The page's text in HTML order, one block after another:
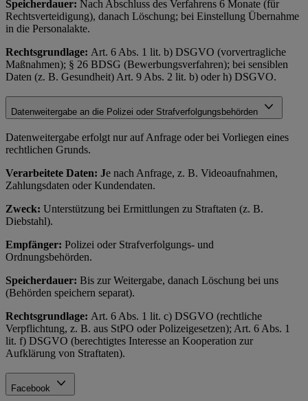
Speicherdauer: Nach Abschluss des Verfahrens 6 Monate (für
Rechtsverteidigung), danach Löschung; bei Einstellung Übernahme
in die Personalakte.
Rechtsgrundlage: Art. 6 Abs. 1 lit. b) DSGVO (vorvertragliche
Maßnahmen); § 26 BDSG (Bewerbungsverfahren); bei sensiblen
Daten (z. B. Gesundheit) Art. 9 Abs. 2 lit. b) oder h) DSGVO.
Datenweitergabe an die Polizei oder Strafverfolgungsbehörden
Datenweitergabe erfolgt nur auf Anfrage oder bei Vorliegen eines
rechtlichen Grunds.
Verarbeitete Daten: Je nach Anfrage, z. B. Videoaufnahmen,
Zahlungsdaten oder Kundendaten.
Zweck: Unterstützung bei Ermittlungen zu Straftaten (z. B.
Diebstahl).
Empfänger: Polizei oder Strafverfolgungs- und
Ordnungsbehörden.
Speicherdauer: Bis zur Weitergabe, danach Löschung bei uns
(Behörden speichern separat).
Rechtsgrundlage: Art. 6 Abs. 1 lit. c) DSGVO (rechtliche
Verpflichtung, z. B. aus StPO oder Polizeigesetzen); Art. 6 Abs. 1
lit. f) DSGVO (berechtigtes Interesse an Kooperation zur
Aufklärung von Straftaten).
Facebook